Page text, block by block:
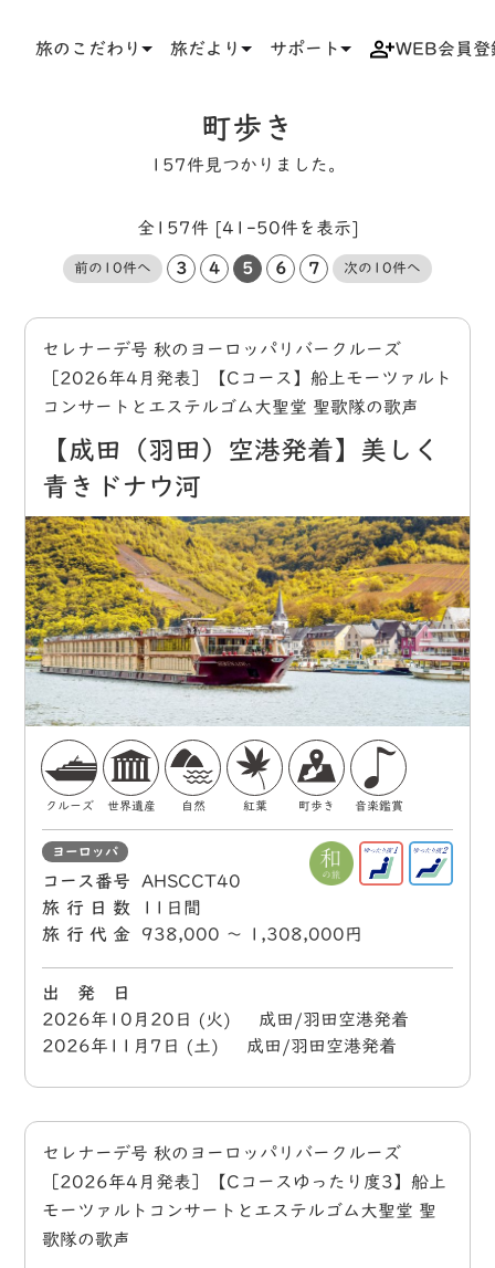
旅のこだわり 旅だより サポート WEB会員登
町歩き
157件見つかりました。
全157件 [41-50件を表示]
前の10件へ 3 4 5 6 7 次の10件へ
セレナーデ号 秋のヨーロッパリバークルーズ
［2026年4月発表］【Cコース】船上モーツァルト
コンサートとエステルゴム大聖堂 聖歌隊の歌声
【成田（羽田）空港発着】美しく
青きドナウ河
クルーズ 世界遺産 自然 紅葉 町歩き 音楽鑑賞
ヨーロッパ
コース番号
AHSCCT40
旅行日数
11日間
旅行代金
938,000 〜 1,308,000円
出 発 日
2026年10月20日 (火) 成田/羽田空港発着
2026年11月7日 (土) 成田/羽田空港発着
セレナーデ号 秋のヨーロッパリバークルーズ
［2026年4月発表］【Cコースゆったり度3】船上
モーツァルトコンサートとエステルゴム大聖堂 聖
歌隊の歌声